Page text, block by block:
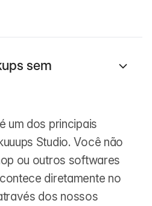
sem
um dos principais
Studio. Você não
ou outros softwares
diretamente no
dos nossos